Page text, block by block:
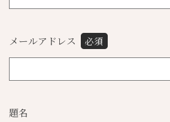
メールアドレス 必須
題名